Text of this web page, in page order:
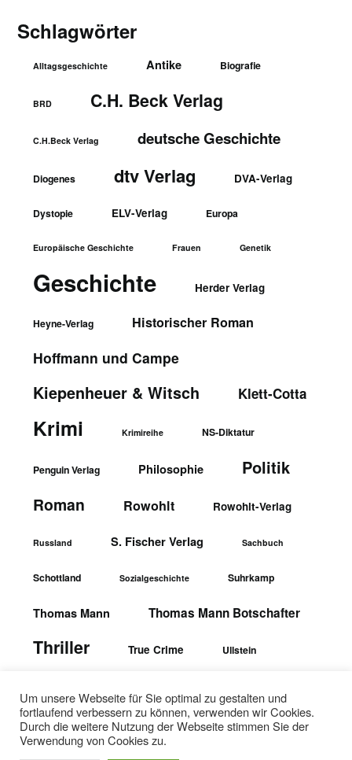
Schlagwörter
Alltagsgeschichte Antike Biografie
BRD C.H. Beck Verlag
C.H.Beck Verlag deutsche Geschichte
Diogenes dtv Verlag DVA-Verlag
Dystopie ELV-Verlag Europa
Europäische Geschichte Frauen Genetik
Geschichte Herder Verlag
Heyne-Verlag Historischer Roman
Hoffmann und Campe
Kiepenheuer & Witsch Klett-Cotta
Krimi Krimireihe NS-Diktatur
Penguin Verlag Philosophie Politik
Roman Rowohlt Rowohlt-Verlag
Russland S. Fischer Verlag Sachbuch
Schottland Sozialgeschichte Suhrkamp
Thomas Mann Thomas Mann Botschafter
Thriller True Crime Ullstein
Um unsere Webseite für Sie optimal zu gestalten und
fortlaufend verbessern zu können, verwenden wir Cookies.
Durch die weitere Nutzung der Webseite stimmen Sie der
Verwendung von Cookies zu.